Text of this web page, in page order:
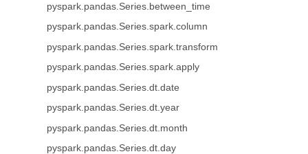
pyspark.pandas.Series.between_time
pyspark.pandas.Series.spark.column
pyspark.pandas.Series.spark.transform
pyspark.pandas.Series.spark.apply
pyspark.pandas.Series.dt.date
pyspark.pandas.Series.dt.year
pyspark.pandas.Series.dt.month
pyspark.pandas.Series.dt.day